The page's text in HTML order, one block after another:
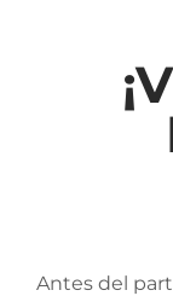
Antes del